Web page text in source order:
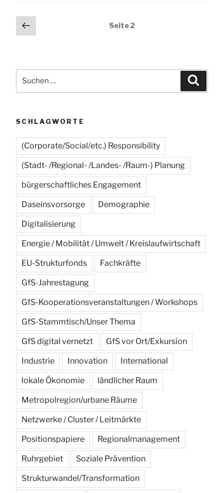
Seitennummerierung
der
Vorherige
Seite
Seite2
nach:
SCHLAGWORTE
(Corporate/Social/etc.) Responsibility
(Stadt- /Regional- /Landes- /Raum-) Planung
bürgerschaftliches Engagement
Daseinsvorsorge Demographie
Digitalisierung
Energie / Mobilität / Umwelt / Kreislaufwirtschaft
EU-Strukturfonds Fachkräfte
GfS-Jahrestagung
GfS-Kooperationsveranstaltungen / Workshops
GfS-Stammtisch/Unser Thema
GfS digital vernetzt GfS vor Ort/Exkursion
Industrie Innovation International
lokale Ökonomie ländlicher Raum
Metropolregion/urbane Räume
Netzwerke / Cluster / Leitmärkte
Positionspapiere Regionalmanagement
Ruhrgebiet Soziale Prävention
Strukturwandel/Transformation